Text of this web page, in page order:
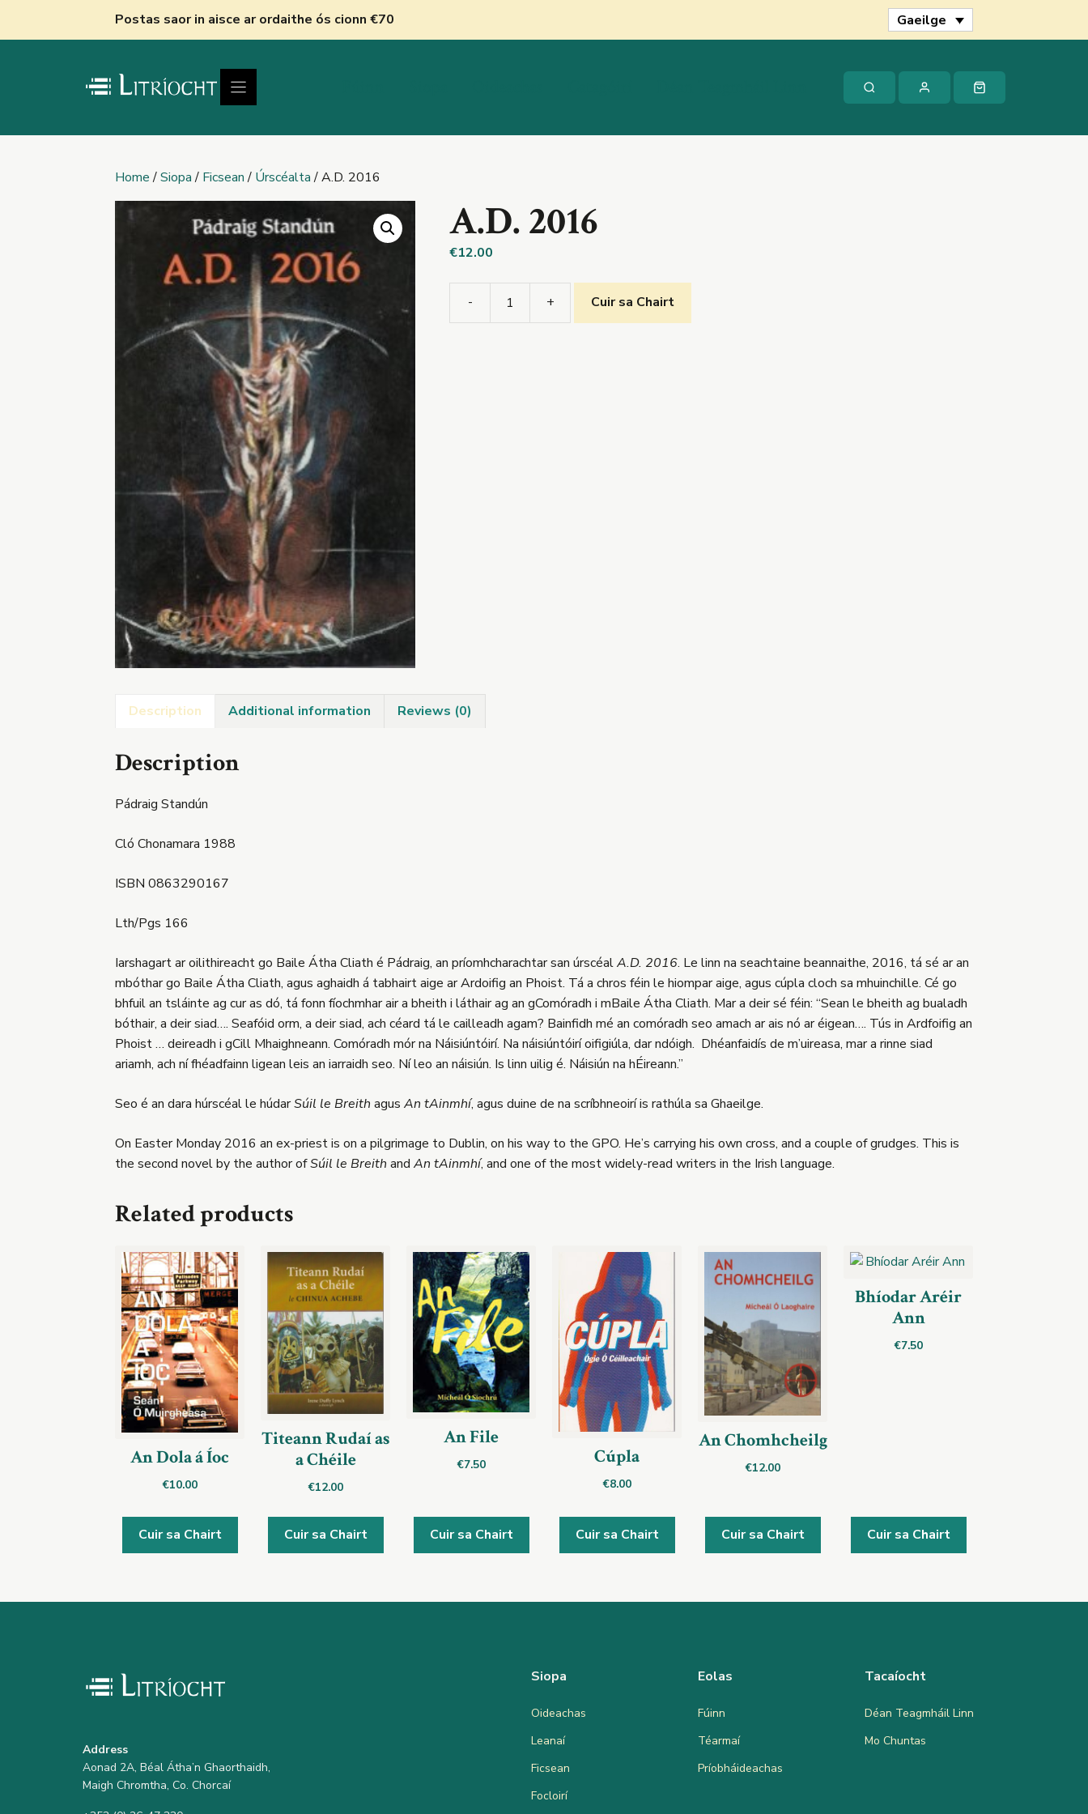
Postas saor in aisce ar ordaithe ós cionn €70 Gaeilge
Home/Siopa/ Ficsean/ Úrscéalta/ A.D. 2016
A.D. 2016
€12.00
- + Cuir sa Chairt
Description Additional information Reviews (0)
Description
Pádraig Standún
Cló Chonamara 1988
ISBN 0863290167
Lth/Pgs 166
Iarshagart ar oilithireacht go Baile Átha Cliath é Pádraig, an príomhcharachtar san úrscéalA.D. 2016. Le linn na seachtaine beannaithe, 2016, tá sé ar an
mbóthar go Baile Átha Cliath, agus aghaidh á tabhairt aige ar Ardoifig an Phoist. Tá a chros féin le hiompar aige, agus cúpla cloch sa mhuinchille. Cé go
bhfuil an tsláinte ag cur as dó, tá fonn fíochmhar air a bheith i láthair ag an gComóradh i mBaile Átha Cliath. Mar a deir sé féin: “Sean le bheith ag bualadh
bóthair, a deir siad…. Seafóid orm, a deir siad, ach céard tá le cailleadh agam? Bainfidh mé an comóradh seo amach ar ais nó ar éigean…. Tús in Ardfoifig an
Phoist … deireadh i gCill Mhaighneann. Comóradh mór na Náisiúntóirí. Na náisiúntóirí oifigiúla, dar ndóigh. Dhéanfaidís de m’uireasa, mar a rinne siad
ariamh, ach ní fhéadfainn ligean leis an iarraidh seo. Ní leo an náisiún. Is linn uilig é. Náisiún na hÉireann.”
Seo é an dara húrscéal le húdarSúil le Breith agus An tAinmhí, agus duine de na scríbhneoirí is rathúla sa Ghaeilge.
On Easter Monday 2016 an ex-priest is on a pilgrimage to Dublin, on his way to the GPO. He’s carrying his own cross, and a couple of grudges. This is
the second novel by the author ofSúil le Breith and An tAinmhí, and one of the most widely-read writers in the Irish language.
Related products
An Dola á Íoc
€10.00
Cuir sa Chairt
Titeann Rudaí as
a Chéile
€12.00
Cuir sa Chairt
An File
€7.50
Cuir sa Chairt
Cúpla
€8.00
Cuir sa Chairt
An Chomhcheilg
€12.00
Cuir sa Chairt
Bhíodar Aréir
Ann
€7.50
Cuir sa Chairt
Address
Aonad 2A, Béal Átha’n Ghaorthaidh,
Maigh Chromtha, Co. Chorcaí
Siopa
Oideachas
Leanaí
Ficsean
Focloirí
Eolas
Fúinn
Téarmaí
Príobháideachas
Tacaíocht
Déan Teagmháil Linn
Mo Chuntas